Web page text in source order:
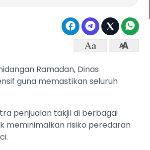
Ramadan, Dinas
guna memastikan seluruh
penjualan takjil di berbagai
meminimalkan risiko peredaran